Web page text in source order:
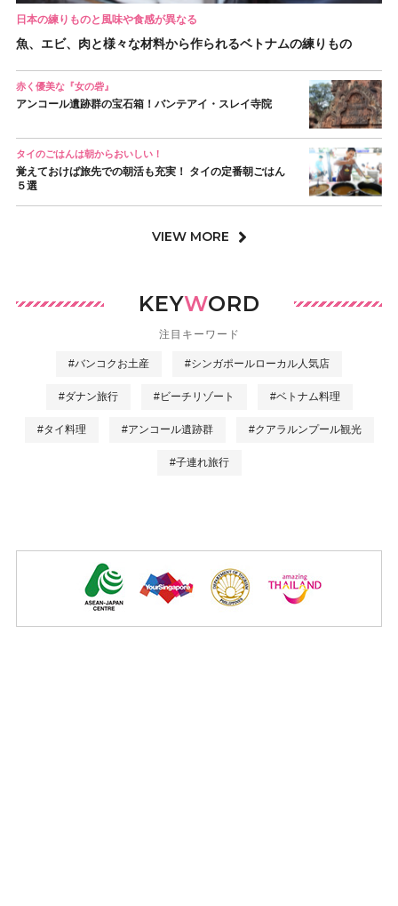
日本の練りものと風味や食感が異なる
魚、エビ、肉と様々な材料から作られるベトナムの練りもの
赤く優美な『女の砦』
アンコール遺跡群の宝石箱！バンテアイ・スレイ寺院
タイのごはんは朝からおいしい！
覚えておけば旅先での朝活も充実！ タイの定番朝ごはん
５選
VIEW MORE
KEYWORD
注目キーワード
#バンコクお土産 #シンガポールローカル人気店
#ダナン旅行 #ビーチリゾート #ベトナム料理
#タイ料理 #アンコール遺跡群 #クアラルンプール観光
#子連れ旅行